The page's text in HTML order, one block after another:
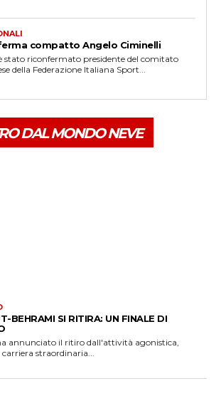
compatto Angelo Ciminelli
stato riconfermato presidente del comitato
della Federazione Italiana Sport...
DAL MONDO NEVE
BEHRAMI SI RITIRA: UN FINALE DI
annunciato il ritiro dall'attività agonistica,
straordinaria...